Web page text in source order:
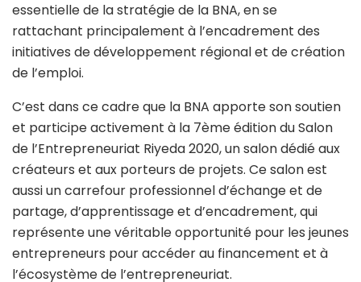
essentielle de la stratégie de la BNA, en se
rattachant principalement à l’encadrement des
initiatives de développement régional et de création
de l’emploi.
C’est dans ce cadre que la BNA apporte son soutien
et participe activement à la 7ème édition du Salon
de l’Entrepreneuriat Riyeda 2020, un salon dédié aux
créateurs et aux porteurs de projets. Ce salon est
aussi un carrefour professionnel d’échange et de
partage, d’apprentissage et d’encadrement, qui
représente une véritable opportunité pour les jeunes
entrepreneurs pour accéder au financement et à
l’écosystème de l’entrepreneuriat.